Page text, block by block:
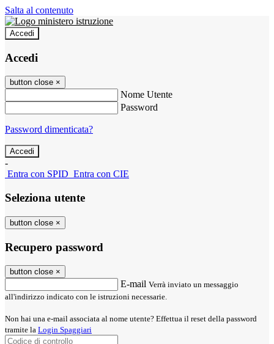
Salta al contenuto
Accedi
Accedi
button close ×
Nome Utente
Password
Password dimenticata?
-
Entra con SPID Entra con CIE
Seleziona utente
button close ×
Recupero password
button close ×
E-mail Verrà inviato un messaggio
all'indirizzo indicato con le istruzioni necessarie.
Non hai una e-mail associata al nome utente? Effettua il reset della password
tramite la Login Spaggiari